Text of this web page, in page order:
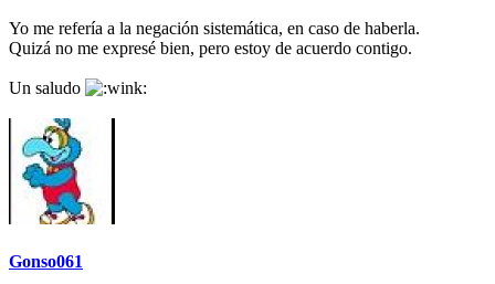
Yo me refería a la negación sistemática, en caso de haberla.
Quizá no me expresé bien, pero estoy de acuerdo contigo.
Un saludo
Gonso061